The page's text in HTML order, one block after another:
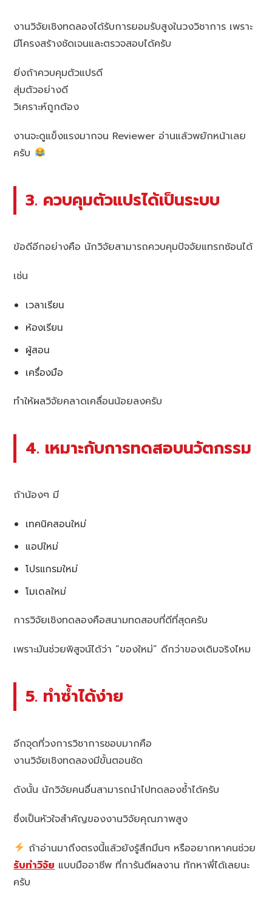
งานวิจัยเชิงทดลองได้รับการยอมรับสูงในวงวิชาการ เพราะ
มีโครงสร้างชัดเจนและตรวจสอบได้ครับ
ยิ่งถ้าควบคุมตัวแปรดี
สุ่มตัวอย่างดี
วิเคราะห์ถูกต้อง
งานจะดูแข็งแรงมากจน Reviewer อ่านแล้วพยักหน้าเลย
ครับ
3. ควบคุมตัวแปรได้เป็นระบบ
ข้อดีอีกอย่างคือ นักวิจัยสามารถควบคุมปัจจัยแทรกซ้อนได้
เช่น
เวลาเรียน
ห้องเรียน
ผู้สอน
เครื่องมือ
ทำให้ผลวิจัยคลาดเคลื่อนน้อยลงครับ
4. เหมาะกับการทดสอบนวัตกรรม
ถ้าน้องๆ มี
เทคนิคสอนใหม่
แอปใหม่
โปรแกรมใหม่
โมเดลใหม่
การวิจัยเชิงทดลองคือสนามทดสอบที่ดีที่สุดครับ
เพราะมันช่วยพิสูจน์ได้ว่า “ของใหม่” ดีกว่าของเดิมจริงไหม
5. ทำซ้ำได้ง่าย
อีกจุดที่วงการวิชาการชอบมากคือ
งานวิจัยเชิงทดลองมีขั้นตอนชัด
ดังนั้น นักวิจัยคนอื่นสามารถนำไปทดลองซ้ำได้ครับ
ซึ่งเป็นหัวใจสำคัญของงานวิจัยคุณภาพสูง
ถ้าอ่านมาถึงตรงนี้แล้วยังรู้สึกมึนๆ หรืออยากหาคนช่วย
รับทำวิจัยแบบมืออาชีพ ที่การันตีผลงาน ทักหาพี่ได้เลยนะ
ครับ